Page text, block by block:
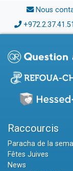
Nous
Raccourcis
Paracha de la
Fêtes Juives
News